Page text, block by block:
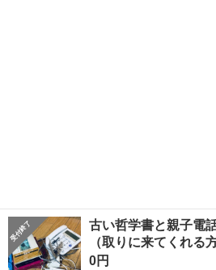
古い哲学書と親子電
（取りに来てくれる
0円